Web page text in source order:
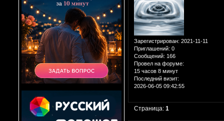
Зарегистрирован: 2021-11-11
Приглашений: 0
Сообщений: 166
Провел на форуме:
15 часов 8 минут
Последний визит:
2026-06-05 09:42:55
Страница:1